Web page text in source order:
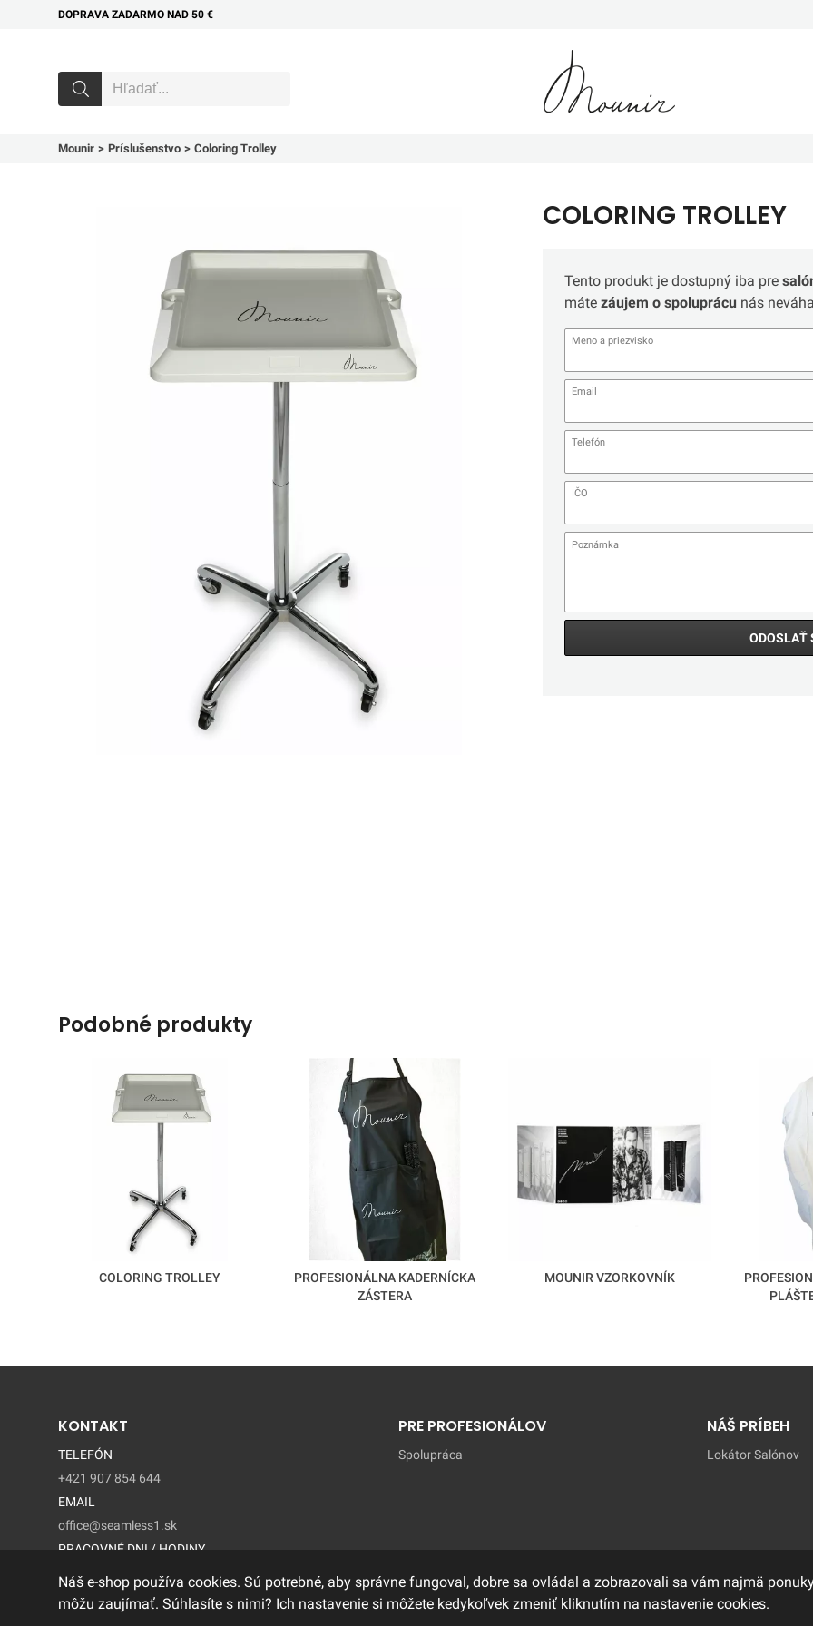
DOPRAVA ZADARMO NAD 50 €
Mounir Príslušenstvo Coloring Trolley
COLORING TROLLEY
Tento produkt je dostupný iba pre
mátezáujem o spoluprácu nás
ODOSLAŤ
podobné produkty
COLORING TROLLEY
PROFESIONÁLNA KADERNÍCKA
ZÁSTERA
MOUNIR VZORKOVNÍK
KONTAKT
TELEFÓN
+421 907 854 644
EMAIL
office@seamless1.sk
PRACOVNÉ DNI / HODINY
PRE PROFESIONÁLOV
Spolupráca
NÁŠ PRÍBEH
Lokátor Salónov
Náš e-shop používa cookies. Sú potrebné, aby správne fungoval, dobre sa ovládal a zobrazovali sa vám najmä
môžu zaujímať. Súhlasíte s nimi? Ich nastavenie si môžete kedykoľvek zmeniť kliknutím na nastavenie cookies.